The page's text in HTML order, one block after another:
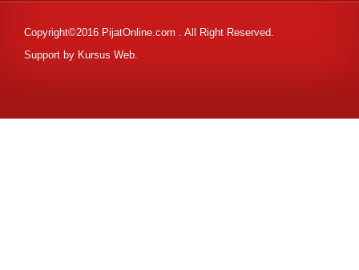
Copyright©2016 PijatOnline.com . All Right Reserved.
Support by Kursus Web.